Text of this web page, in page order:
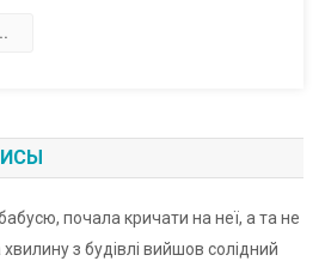
почала кричати на неї, а та не
з будівлі вийшов солідний